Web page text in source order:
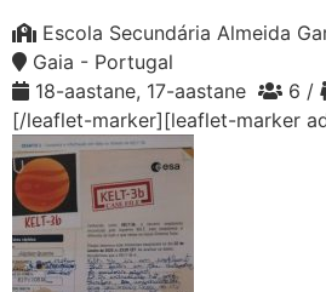
Escola Secundária Almeida
Gaia - Portugal
18-aastane, 17-aastane
6 /
[/leaflet-marker][leaflet-marker